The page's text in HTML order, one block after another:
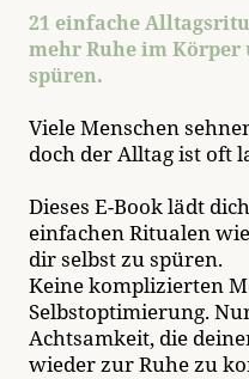
21 einfache
mehr Ruhe im Körper
spüren.
Viele Menschen
doch der Alltag ist oft
Dieses E-Book lädt
einfachen Ritualen
dir selbst zu spüren.
Keine komplizierten
Selbstoptimierung.
Achtsamkeit, die
wieder zur Ruhe zu